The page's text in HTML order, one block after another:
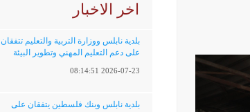
اخر الاخبار
بلدية نابلس ووزارة التربية والتعليم تتفقان
على دعم التعليم المهني وتطوير البيئة
2026-07-23 08:14:51
بلدية نابلس وبنك فلسطين يتفقان على